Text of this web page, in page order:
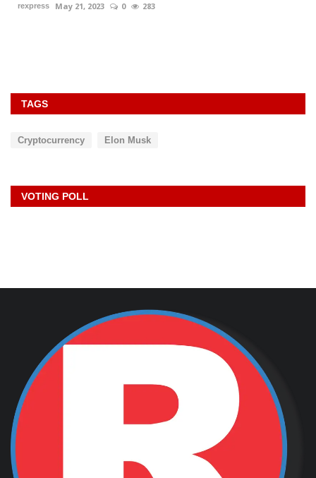
rexpress May 21, 2023 0 283
TAGS
Cryptocurrency Elon Musk
VOTING POLL